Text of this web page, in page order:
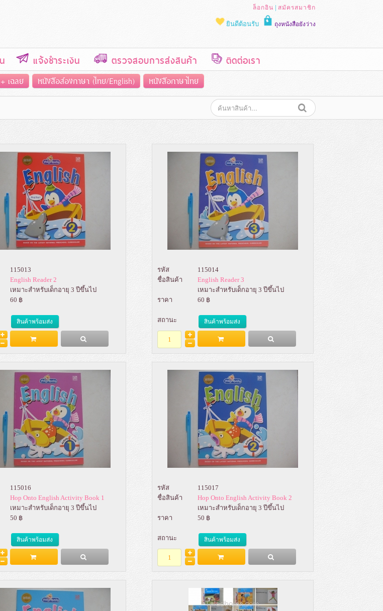
ล็อกอิน | สมัครสมาชิก
ถุงหนังสือยังว่าง
ยินดีต้อนรับ
แจ้งชำระเงิน ตรวจสอบการส่งสินค้า ติดต่อเรา
เฉลย หนังสือสองภาษา (ไทย/English) หนังสือภาษาไทย
115013
English Reader 2
เหมาะสำหรับเด็กอายุ 3 ปีขึ้นไป
60 ฿
สินค้าพร้อมส่ง
Add to Bag
รหัส
115014
ชื่อสินค้า
English Reader 3
เหมาะสำหรับเด็กอายุ 3 ปีขึ้นไป
ราคา
60 ฿
สถานะ สินค้าพร้อมส่ง
Add to Bag
115016
Hop Onto English Activity Book 1
เหมาะสำหรับเด็กอายุ 3 ปีขึ้นไป
50 ฿
สินค้าพร้อมส่ง
Add to Bag
รหัส
115017
ชื่อสินค้า
Hop Onto English Activity Book 2
เหมาะสำหรับเด็กอายุ 3 ปีขึ้นไป
ราคา
50 ฿
สถานะ สินค้าพร้อมส่ง
Add to Bag